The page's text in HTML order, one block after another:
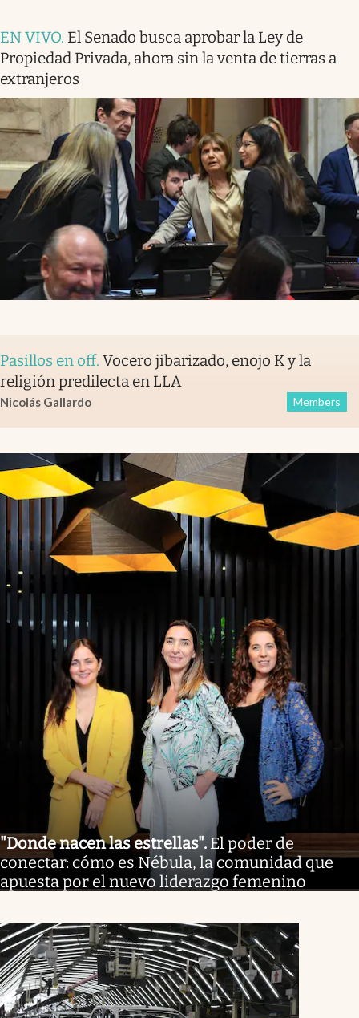
EN VIVO. El Senado busca aprobar la Ley de
Propiedad Privada, ahora sin la venta de tierras a
extranjeros
Pasillos en off. Vocero jibarizado, enojo K y la
religión predilecta en LLA
Nicolás Gallardo Members
"Donde nacen las estrellas". El poder de
conectar: cómo es Nébula, la comunidad que
apuesta por el nuevo liderazgo femenino